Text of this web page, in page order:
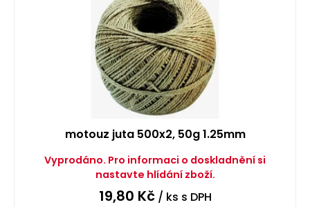
motouz juta 500x2, 50g 1.25mm
Vyprodáno. Pro informaci o doskladnění si
nastavte hlídání zboží.
19,80 Kč/ ks s DPH